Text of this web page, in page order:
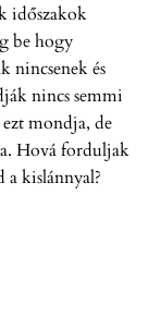
időszakok
be hogy
nincsenek és
nincs semmi
mondja, de
Hová forduljak
kislánnyal?